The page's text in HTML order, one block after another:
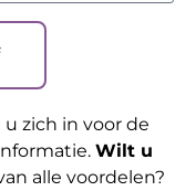
zich in voor de
Wilt u
alle voordelen?